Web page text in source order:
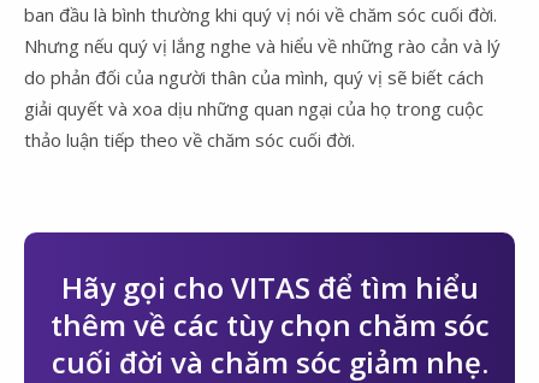
ban đầu là bình thường khi quý vị nói về chăm sóc cuối đời.
Nhưng nếu quý vị lắng nghe và hiểu về những rào cản và lý
do phản đối của người thân của mình, quý vị sẽ biết cách
giải quyết và xoa dịu những quan ngại của họ trong cuộc
thảo luận tiếp theo về chăm sóc cuối đời.
Hãy gọi cho VITAS để tìm hiểu
thêm về các tùy chọn chăm sóc
cuối đời và chăm sóc giảm nhẹ.